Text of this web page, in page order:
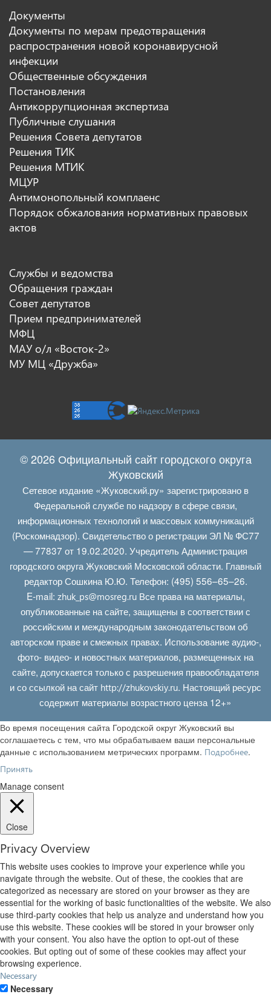
Документы
Документы по мерам предотвращения
распространения новой коронавирусной
инфекции
Общественные обсуждения
Постановления
Антикоррупционная экспертиза
Публичные слушания
Решения Совета депутатов
Решения ТИК
Решения МТИК
МЦУР
Антимонопольный комплаенс
Порядок обжалования нормативных правовых
актов
Службы и ведомства
Обращения граждан
Совет депутатов
Прием предпринимателей
МФЦ
МАУ о/л «Восток-2»
МУ МЦ «Дружба»
© 2026 Официальный сайт городского округа
Жуковский
Сетевое издание «Жуковский.ру» зарегистрировано в
Федеральной службе по надзору в сфере связи,
информационных технологий и массовых коммуникаций
(Роскомнадзор). Свидетельство о регистрации ЭЛ № ФС77
— 77837 от 19.02.2020. Учредитель Администрация
городского округа Жуковский Московской области. Главный
редактор Сошкина Ю.Ю. Телефон: (495) 556–65–26.
E‑mail: zhuk_ps@mosreg.ruВсе права на материалы,
опубликованные на сайте, защищены в соответствии с
российским и международным законодательством об
авторском праве и смежных правах. Использование аудио-,
фото- видео- и новостных материалов, размещенных на
сайте, допускается только с разрешения правообладателя
и со ссылкой на сайт http://zhukovskiy.ru. Настоящий ресурс
содержит материалы возрастного ценза 12+»
Во время посещения сайта Городской округ Жуковский вы
соглашаетесь с тем, что мы обрабатываем ваши персональные
данные с использованием метрических программ. Подробнее.
Принять
Manage consent
Close
Privacy Overview
This website uses cookies to improve your experience while you
navigate through the website. Out of these, the cookies that are
categorized as necessary are stored on your browser as they are
essential for the working of basic functionalities of the website. We also
use third-party cookies that help us analyze and understand how you
use this website. These cookies will be stored in your browser only
with your consent. You also have the option to opt-out of these
cookies. But opting out of some of these cookies may affect your
browsing experience.
Necessary
Necessary